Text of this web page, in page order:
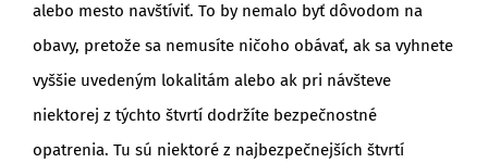
alebo mesto navštíviť. To by nemalo byť dôvodom na
obavy, pretože sa nemusíte ničoho obávať, ak sa vyhnete
vyššie uvedeným lokalitám alebo ak pri návšteve
niektorej z týchto štvrtí dodržíte bezpečnostné
opatrenia. Tu sú niektoré z najbezpečnejších štvrtí